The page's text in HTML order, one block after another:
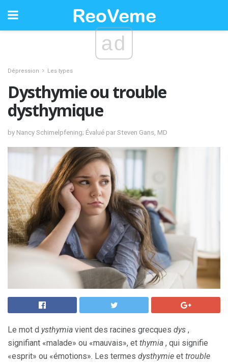
ad
Dépression Les types
Dysthymie ou trouble
dysthymique
by Nancy Schimelpfening; Évalué par Steven Gans, MD
Le mot d ysthymia vient des racines grecques dys ,
signifiant «malade» ou «mauvais», et thymia , qui signifie
«esprit» ou «émotions». Les termes dysthymie et trouble